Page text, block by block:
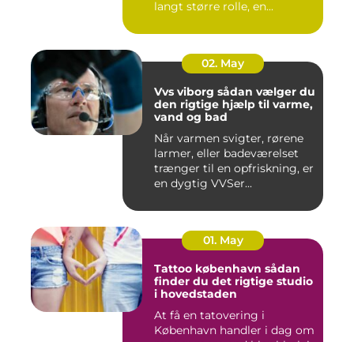
langt større rolle, en...
02. May
Vvs viborg sådan vælger du
den rigtige hjælp til varme,
vand og bad
Når varmen svigter, rørene
larmer, eller badeværelset
trænger til en opfriskning, er
en dygtig VVSer...
01. May
Tattoo københavn sådan
finder du det rigtige studio
i hovedstaden
At få en tatovering i
København handler i dag om